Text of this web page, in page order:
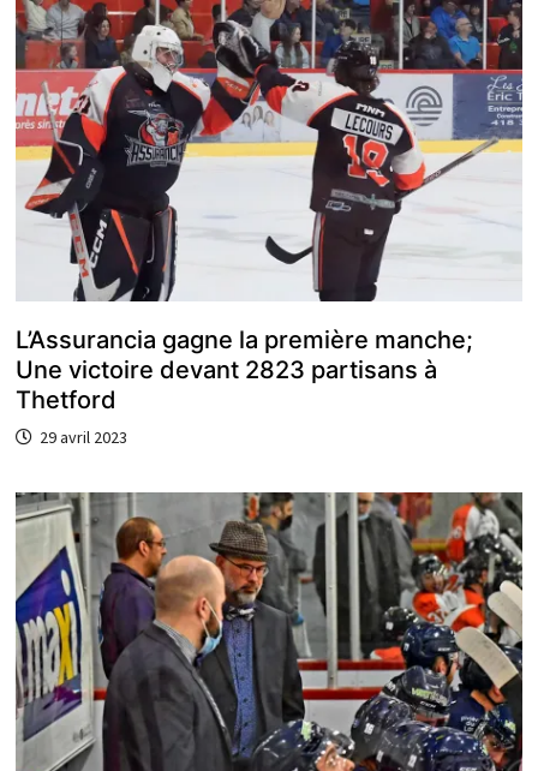
L’Assurancia gagne la première manche;
Une victoire devant 2823 partisans à
Thetford
29 avril 2023